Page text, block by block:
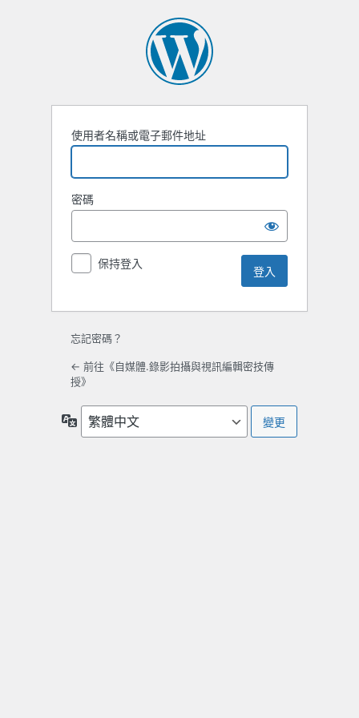
使用者名稱或電子郵件地址
密碼
保持登入
忘記密碼？
← 前往《自媒體.錄影拍攝與視訊編輯密技傳
授》
言